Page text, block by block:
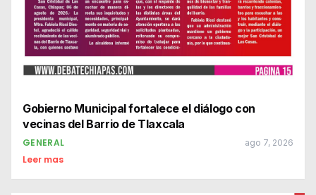
Gobierno Municipal fortalece el diálogo con
vecinas del Barrio de Tlaxcala
GENERAL ago 7, 2026
Leer mas